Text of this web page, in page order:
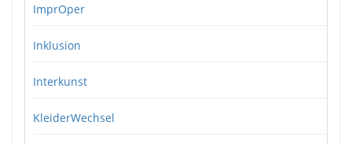
ImprOper
Inklusion
Interkunst
KleiderWechsel